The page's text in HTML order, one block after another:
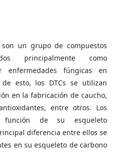
son un grupo de compuestos
principalmente como
enfermedades fúngicas en
esto, los DTCs se utilizan
en la fabricación de caucho,
entre otros. Los
de su esqueleto
diferencia entre ellos se
en su esqueleto de carbono